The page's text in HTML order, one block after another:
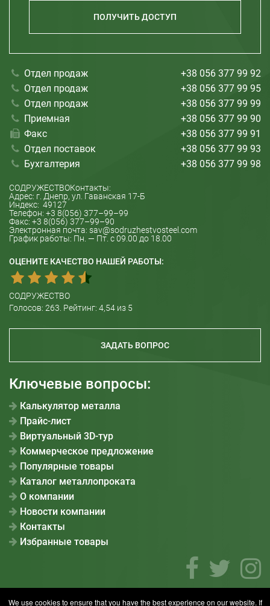
Николаев
ПОЛУЧИТЬ ДОСТУП
Отдел продаж
+38 056 377 99 92
Отдел продаж
+38 056 377 99 95
Отдел продаж
+38 056 377 99 99
Приемная
+38 056 377 99 90
Факс
+38 056 377 99 91
Отдел поставок
+38 056 377 99 93
Бухгалтерия
+38 056 377 99 98
СОДРУЖЕСТВОКонтакты:
Адрес: г. Днепр, ул. Гаванская 17-Б
Индекс: 49127
Телефон: +3 8(056) 377–99–99
Факс: +3 8(056) 377–99–90
Электронная почта: sav@sodruzhestvosteel.com
График работы: Пн. — Пт. с 09.00 до 18.00
ОЦЕНИТЕ КАЧЕСТВО НАШЕЙ РАБОТЫ:
СОДРУЖЕСТВО
Голосов: 263 . Рейтинг: 4,54 из 5
ЗАДАТЬ ВОПРОС
Ключевые вопросы:
Калькулятор металла
Прайс-лист
Виртуальный 3D-тур
Коммерческое предложение
Популярные товары
Каталог металлопроката
О компании
Новости компании
Контакты
Избранные товары
We use cookies to ensure that you have the best experience on our website. If